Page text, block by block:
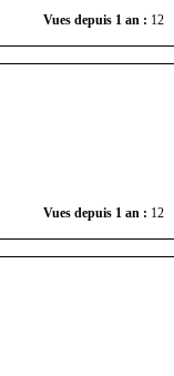
Vues depuis 1 an : 12
Vues depuis 1 an : 12